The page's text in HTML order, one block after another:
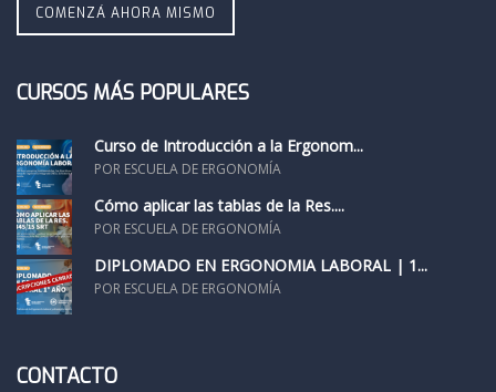
COMENZÁ AHORA MISMO
CURSOS MÁS POPULARES
Curso de Introducción a la Ergonom...
POR ESCUELA DE ERGONOMÍA
Cómo aplicar las tablas de la Res....
POR ESCUELA DE ERGONOMÍA
DIPLOMADO EN ERGONOMÍA LABORAL | 1...
POR ESCUELA DE ERGONOMÍA
CONTACTO